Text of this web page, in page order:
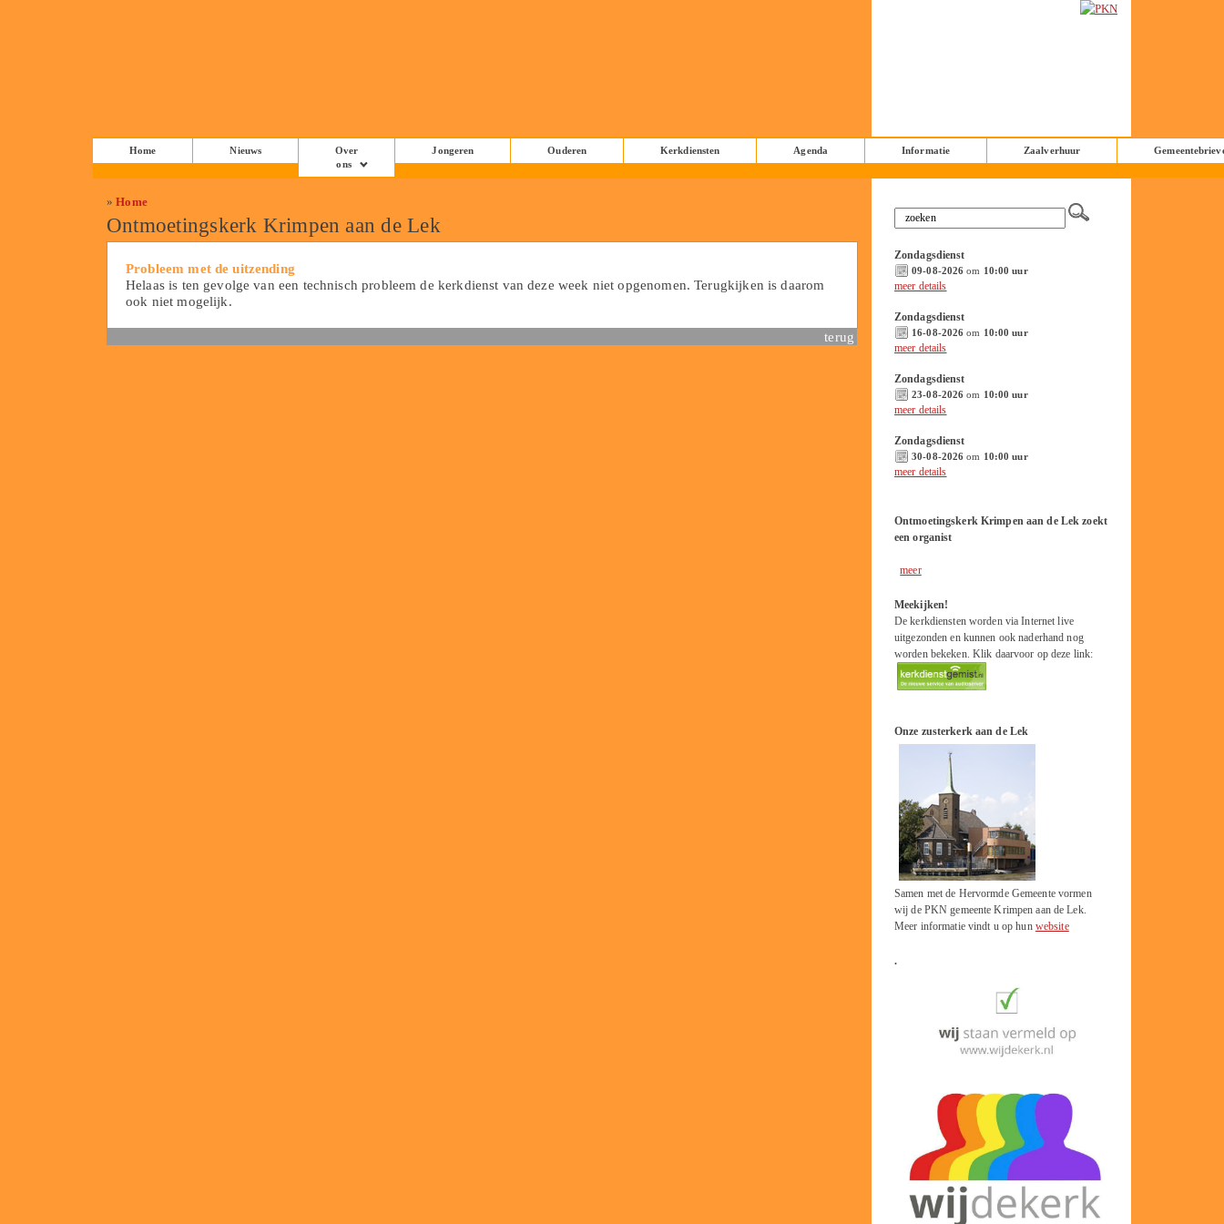
Home Nieuws
Over
ons
Jongeren Ouderen Kerkdiensten Agenda Informatie Zaalverhuur
»Home
Ontmoetingskerk Krimpen aan de Lek
Probleem met de uitzending
Helaas is ten gevolge van een technisch probleem de kerkdienst van deze week niet opgenomen. Terugkijken is daarom
ook niet mogelijk.
terug
Zondagsdienst
09-08-2026 om 10:00 uur
meer details
Zondagsdienst
16-08-2026 om 10:00 uur
meer details
Zondagsdienst
23-08-2026 om 10:00 uur
meer details
Zondagsdienst
30-08-2026 om 10:00 uur
meer details
Ontmoetingskerk Krimpen aan de Lek zoekt
een organist
meer
Meekijken!
De kerkdiensten worden via Internet live
uitgezonden en kunnen ook naderhand nog
worden bekeken. Klik daarvoor op deze link:
Onze zusterkerk aan de Lek
Samen met de Hervormde Gemeente vormen
wij de PKN gemeente Krimpen aan de Lek.
Meer informatie vindt u op hun website
.